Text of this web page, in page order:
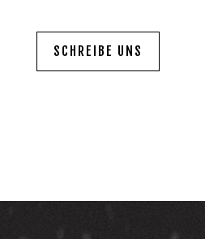
SCHREIBE UNS